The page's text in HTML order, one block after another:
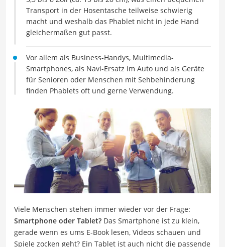
Transport in der Hosentasche teilweise schwierig
macht und weshalb das Phablet nicht in jede Hand
gleichermaßen gut passt.
Vor allem als Business-Handys, Multimedia-
Smartphones, als Navi-Ersatz im Auto und als Geräte
für Senioren oder Menschen mit Sehbehinderung
finden Phablets oft und gerne Verwendung.
Viele Menschen stehen immer wieder vor der Frage:
Smartphone oder Tablet? Das Smartphone ist zu klein,
gerade wenn es ums E-Book lesen, Videos schauen und
Spiele zocken geht? Ein Tablet ist auch nicht die passende